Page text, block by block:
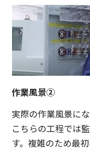
作業風景②
実際の作業風景にな
こちらの工程では
す。複雑のため最